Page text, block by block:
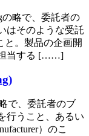
の略で、委託者の
はそのような受託
と。製品の企画開
担当する [……]
で、委託者のブ
行うこと、あるい
）のこ